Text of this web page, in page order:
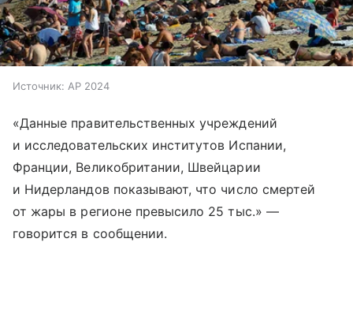
Источник: AP 2024
«Данные правительственных учреждений
и исследовательских институтов Испании,
Франции, Великобритании, Швейцарии
и Нидерландов показывают, что число смертей
от жары в регионе превысило 25 тыс.» —
говорится в сообщении.